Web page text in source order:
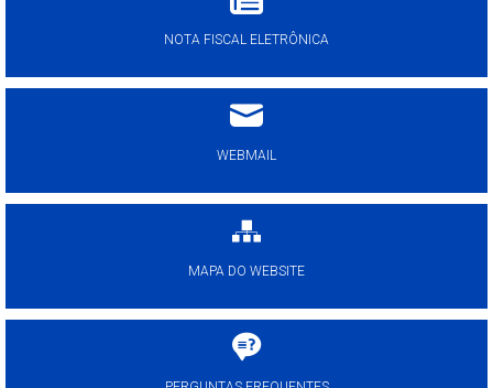
NOTA FISCAL ELETRÔNICA
WEBMAIL
MAPA DO WEBSITE